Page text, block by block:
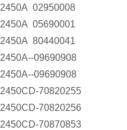
2450A 02950008
2450A 05690001
2450A 80440041
2450A--09690908
2450A--09690908
2450CD-70820255
2450CD-70820256
2450CD-70870853